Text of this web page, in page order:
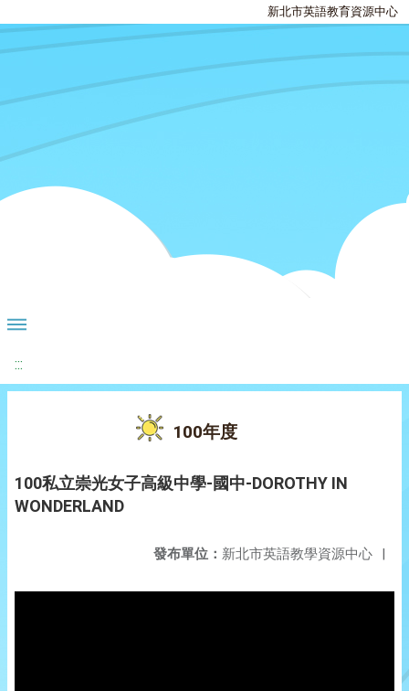
新北市英語教育資源中心
:::
100年度
100私立崇光女子高級中學-國中-DOROTHY IN
WONDERLAND
發布單位： 新北市英語教學資源中心 |